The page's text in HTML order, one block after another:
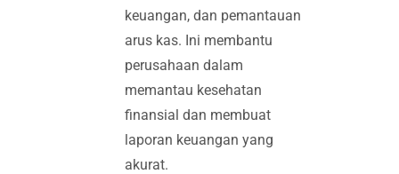
keuangan, dan pemantauan
arus kas. Ini membantu
perusahaan dalam
memantau kesehatan
finansial dan membuat
laporan keuangan yang
akurat.